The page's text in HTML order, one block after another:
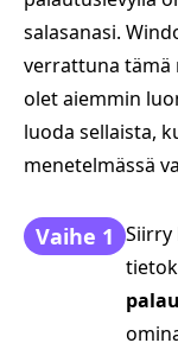
salasanasi.
verrattuna tämä
olet aiemmin
luoda sellaista,
menetelmässä
Vaihe 1 Siirry